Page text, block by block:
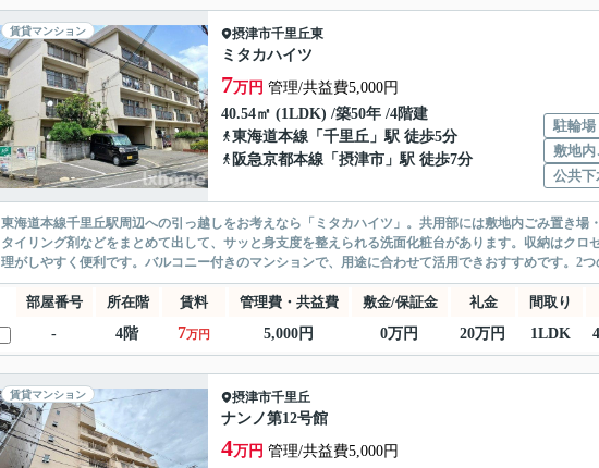
賃貸マンション 摂津市千里丘東
ミタカハイツ
7万円 管理/共益費5,000円
40.54㎡ (1LDK) /築50年 /4階建
東海道本線 「 千里丘 」駅 徒歩5分
阪急京都本線 「 摂津市 」駅 徒歩7分
駐輪場
敷地
公共下
東海道本線千里丘駅周辺への引っ越しをお考えなら「ミタカハイツ」。共用部には敷地内ごみ置き場
タイリング剤などをまとめて出して、サッと身支度を整えられる洗面化粧台があります。収納はクロ
理がしやすく便利です。バルコニー付きのマンションで、用途に合わせて活用できおすすめです。2
部屋番号 所在階 賃料 管理費・共益費 敷金/保証金 礼金 間取り
-
4階 7万円 5,000円 0万円 20万円 1LDK
賃貸マンション 摂津市千里丘
ナンノ第12号館
4万円 管理/共益費5,000円